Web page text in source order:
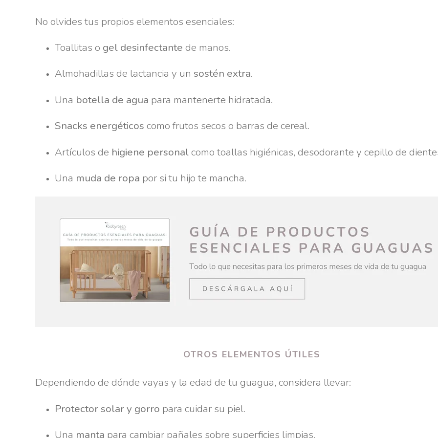
No olvides tus propios elementos esenciales:
Toallitas o gel desinfectante de manos.
Almohadillas de lactancia y un sostén extra.
Una botella de agua para mantenerte hidratada.
Snacks energéticos como frutos secos o barras de cereal.
Artículos de higiene personalcomo toallas higiénicas, desodorante y cepillo de
Una muda de ropa por si tu hijo te mancha.
OTROS ELEMENTOS ÚTILES
Dependiendo de dónde vayas y la edad de tu guagua, considera llevar:
Protector solar y gorro para cuidar su piel.
Una manta para cambiar pañales sobre superficies limpias.